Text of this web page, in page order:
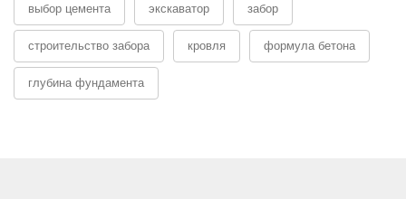
выбор цемента экскаватор забор
строительство забора кровля формула бетона
глубина фундамента